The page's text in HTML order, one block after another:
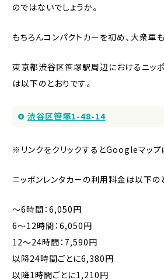
のではないでしょうか。
もちろんコンパクトカーを初め、大衆車
東京都渋谷区笹塚駅周辺におけるニッ
は以下のとおりです。
渋谷区笹塚1-48-14
※リンクをクリックするとGoogleマップ
ニッポンレンタカーの利用料金は以下の
〜6時間：6,050円
6〜12時間：6,050円
12〜24時間：7,590円
以降24時間ごとに6,380円
以降1時間ごとに1,210円